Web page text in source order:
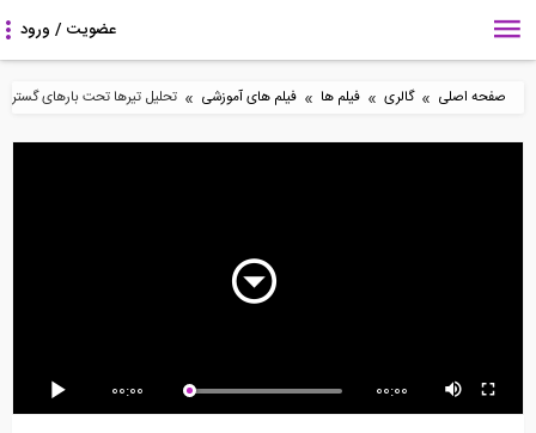
صفحه اصلی » گالری » فیلم ها » فیلم های آموزشی » تحلیل تیرها تحت بارهای
26:27
8:43
2:31
00:00 00:00